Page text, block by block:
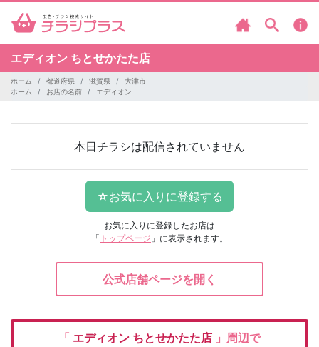
エディオン ちとせかたた店
ホーム 都道府県 滋賀県
大津市
ホーム
お店の名前 エディオン
本日チラシは配信されていません
お気に入りに登録したお店は
「 トップページ 」に表示されます。
公式店舗ページを開く
「 エディオン ちとせかたた店 」周辺で